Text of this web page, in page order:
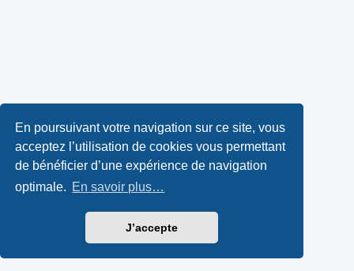
En poursuivant votre navigation sur ce site, vous
acceptez l’utilisation de cookies vous permettant
de bénéficier d’une expérience de navigation
optimale. En savoir plus…
J’accepte